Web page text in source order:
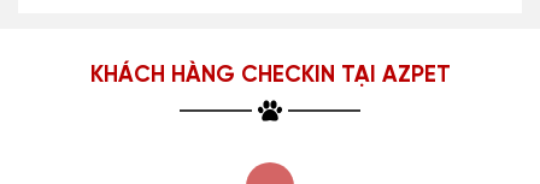
KHÁCH HÀNG CHECKIN TẠI AZPET